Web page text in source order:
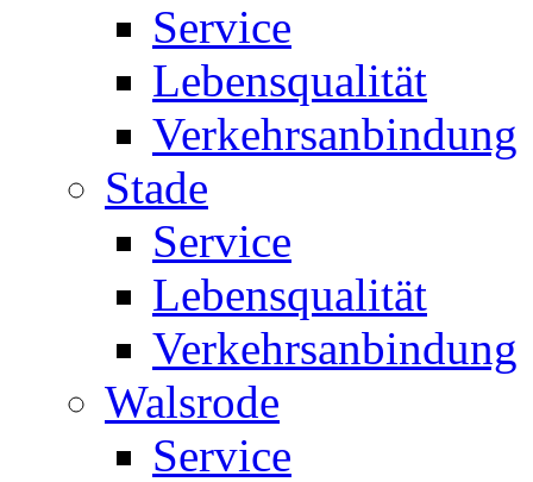
Service
Lebensqualität
Verkehrsanbindung
Stade
Service
Lebensqualität
Verkehrsanbindung
Walsrode
Service